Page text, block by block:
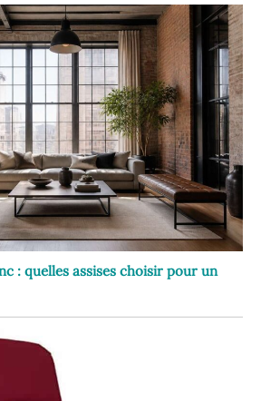
: quelles assises choisir pour un